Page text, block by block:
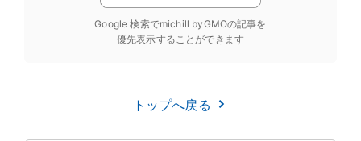
Google 検索でmichill byGMOの記事を
優先表示することができます
トップへ戻る